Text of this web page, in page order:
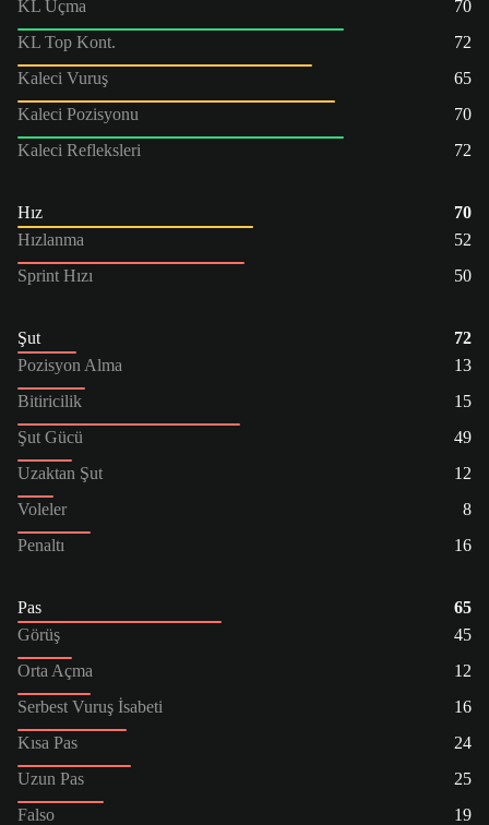
KL Uçma
70
KL Top Kont.
72
Kaleci Vuruş
65
Kaleci Pozisyonu
70
Kaleci Refleksleri
72
Hız
70
Hızlanma
52
Sprint Hızı
50
Şut
72
Pozisyon Alma
13
Bitiricilik
15
Şut Gücü
49
Uzaktan Şut
12
Voleler
8
Penaltı
16
Pas
65
Görüş
45
Orta Açma
12
Serbest Vuruş İsabeti
16
Kısa Pas
24
Uzun Pas
25
Falso
19